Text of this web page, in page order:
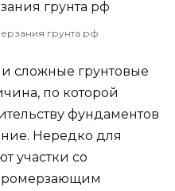
грунта рф
сложные грунтовые
по которой
фундаментов
Нередко для
участки со